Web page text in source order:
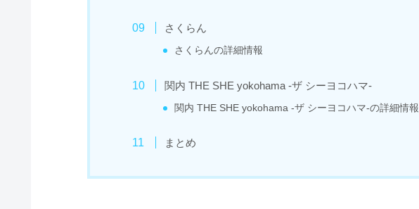
さくらん
さくらんの詳細情報
関内 THE SHE yokohama -ザ シーヨコハマ-
関内 THE SHE yokohama -ザ シーヨコハマ-の詳細情報
まとめ